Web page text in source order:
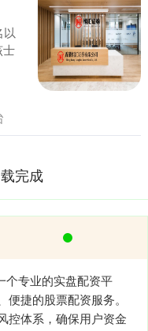
以
士
完成
个专业的实盘配资平
捷的股票配资服务。
控体系，确保用户资金